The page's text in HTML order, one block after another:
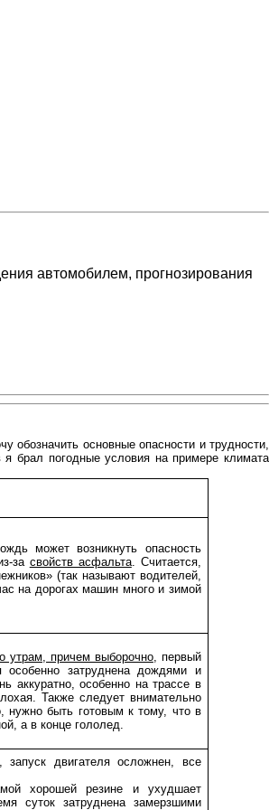
автомобилем, прогнозирования
основные опасности и трудности,
брал погодные условия на примере климата
может возникнуть опасность
за свойств асфальта. Считается,
(так называют водителей,
на дорогах машин много и зимой
утрам, причем выборочно, первый
особенно затруднена дождями и
аккуратно, особенно на трассе в
Также следует внимательно
нужно быть готовым к тому, что в
а в конце гололед.
двигателя осложнен, все
хорошей резине и ухудшает
суток затруднена замерзшими